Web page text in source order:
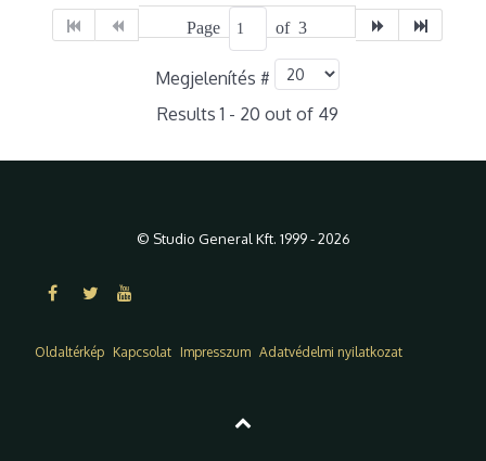
Page of 3
Megjelenítés #
Results 1 - 20 out of 49
© Studio General Kft. 1999 - 2026
Oldaltérkép Kapcsolat Impresszum Adatvédelmi nyilatkozat